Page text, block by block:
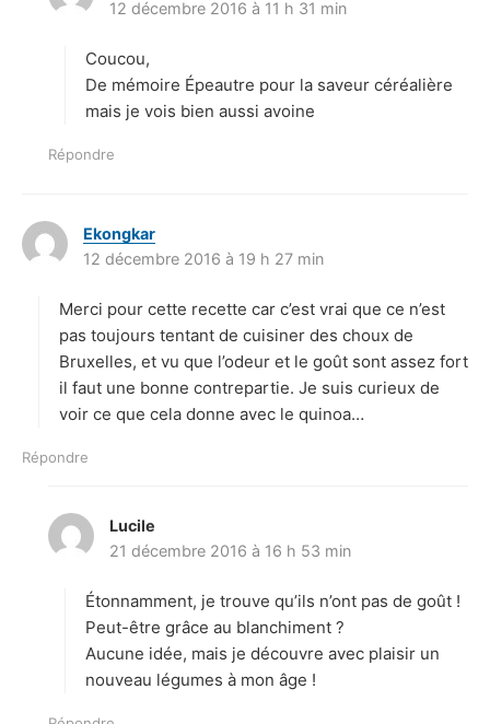
i
12 décembre 2016 à 11 h 31 min
Coucou,
De mémoire Épeautre pour la saveur céréalière
mais je vois bien aussi avoine
Répondre
Ekongkar
i
:
12 décembre 2016 à 19 h 27 min
Merci pour cette recette car c’est vrai que ce n’est
pas toujours tentant de cuisiner des choux de
Bruxelles, et vu que l’odeur et le goût sont assez fort
il faut une bonne contrepartie. Je suis curieux de
voir ce que cela donne avec le quinoa…
Répondre
Lucile
i
:
21 décembre 2016 à 16 h 53 min
Étonnamment, je trouve qu’ils n’ont pas de goût !
Peut-être grâce au blanchiment ?
Aucune idée, mais je découvre avec plaisir un
nouveau légumes à mon âge !